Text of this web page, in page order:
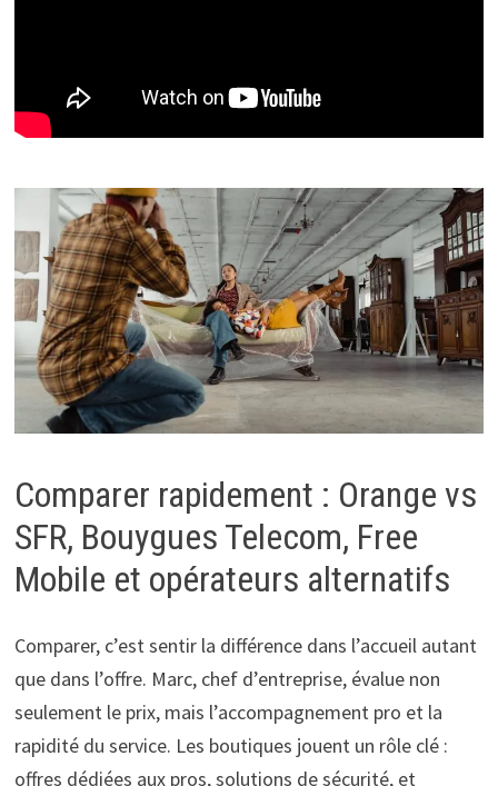
Comparer rapidement : Orange vs
SFR, Bouygues Telecom, Free
Mobile et opérateurs alternatifs
Comparer, c’est sentir la différence dans l’accueil autant
que dans l’offre. Marc, chef d’entreprise, évalue non
seulement le prix, mais l’accompagnement pro et la
rapidité du service. Les boutiques jouent un rôle clé :
offres dédiées aux pros, solutions de sécurité, et